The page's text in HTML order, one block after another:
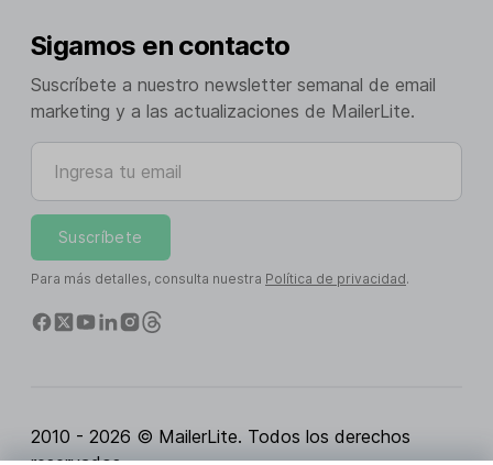
Sigamos en contacto
Suscríbete a nuestro newsletter semanal de email
marketing y a las actualizaciones de MailerLite.
Ingresa tu email
Suscríbete
Para más detalles, consulta nuestra Política de privacidad.
2010 - 2026 © MailerLite. Todos los derechos